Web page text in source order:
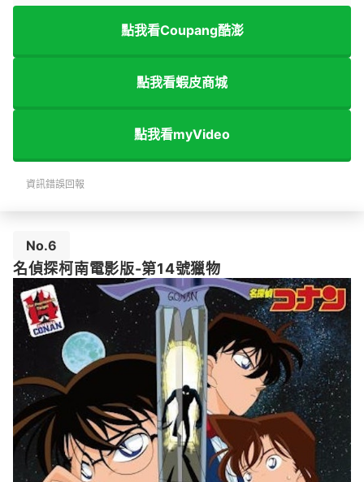
點我看Coupang酷澎
點我看蝦皮商城
點我看myVideo
資訊錯誤回報
No.6
名偵探柯南電影版-第14號獵物